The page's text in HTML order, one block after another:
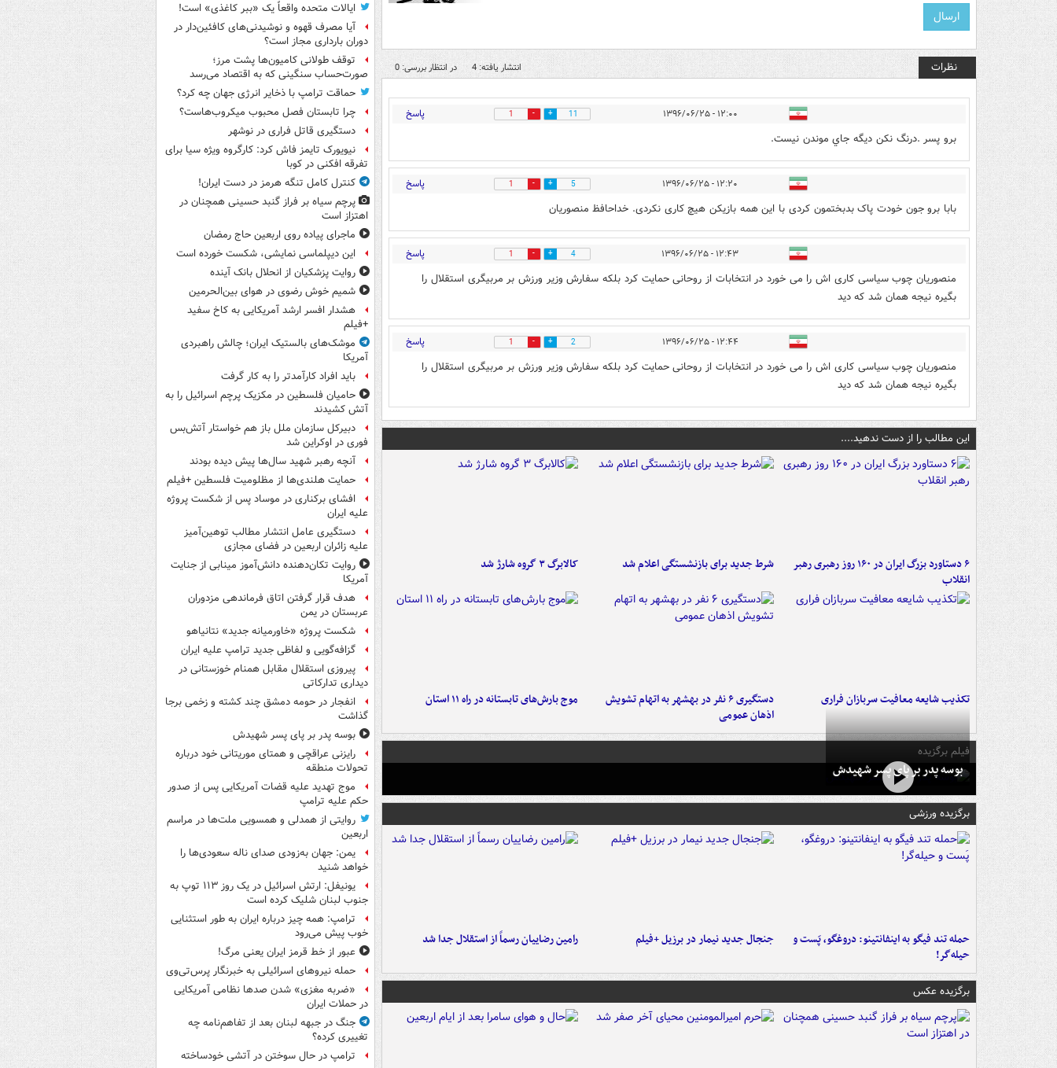
نظرات انتشار یافته: 4 در انتظار بررسی: 0
۱۲:۰۰ - ۱۳۹۶/۰۶/۲۵ 11
1 پاسخ
برو پسر .درنگ نكن ديگه جاي موندن نيست.
۱۲:۲۰ - ۱۳۹۶/۰۶/۲۵ 5
1 پاسخ
بابا برو جون خودت پاک بدبختمون کردی با این همه بازیکن هیچ کاری نکردی. خداحافظ منصوریان
۱۲:۴۳ - ۱۳۹۶/۰۶/۲۵ 4
1 پاسخ
منصوریان چوب سیاسی کاری اش را می خورد در انتخابات از روحانی حمایت کرد بلکه سفارش وزیر ورزش بر مربیگری استقلال را
بگیره نیجه همان شد که دید
۱۲:۴۴ - ۱۳۹۶/۰۶/۲۵ 2
1 پاسخ
منصوریان چوب سیاسی کاری اش را می خورد در انتخابات از روحانی حمایت کرد بلکه سفارش وزیر ورزش بر مربیگری استقلال را
بگیره نیجه همان شد که دید
این مطالب را از دست ندهید....
۶ دستاورد بزرگ ایران در ۱۶۰ روز رهبری رهبر
انقلاب
شرط جدید برای بازنشستگی اعلام شد کالابرگ ۳ گروه شارژ شد
تکذیب شایعه معافیت سربازان فراری
دستگیری ۶ نفر در بهشهر به اتهام تشویش
اذهان عمومی
موج بارش‌های تابستانه در راه ۱۱ استان
فیلم برگزیده
بوسه‌ پدر بر پای پسر شهیدش
برگزیده ورزشی
حمله تند فیگو به اینفانتینو: دروغگو، پَست‌ و
حیله‌گر!
جنجال جدید نیمار در برزیل +فیلم رامین رضاییان رسماً از استقلال جدا شد
برگزیده عکس
ایالات متحده واقعاً یک «ببر کاغذی» است!
آیا مصرف قهوه و نوشیدنی‌های کافئین‌دار در
دوران بارداری مجاز است؟
توقف طولانی کامیون‌ها پشت مرز؛
صورت‌حساب سنگینی که به اقتصاد می‌رسد
حماقت ترامپ با ذخایر انرژی جهان چه کرد؟
چرا تابستان فصل محبوب میکروب‌هاست؟
دستگیری قاتل فراری در نوشهر
نیویورک تایمز فاش کرد: کارگروه ویژه سیا برای
تفرقه افکنی در کوبا
کنترل کامل تنگه هرمز در دست ایران!
پرچم سیاه بر فراز گنبد حسینی همچنان در
اهتزاز است
ماجرای پیاده روی اربعین حاج رمضان
این دیپلماسی نمایشی، شکست خورده است
روایت پزشکیان از انحلال بانک آینده
شمیم خوش رضوی در هوای بین‌الحرمین
هشدار افسر ارشد آمریکایی به کاخ سفید
+فیلم
موشک‌های بالستیک ایران؛ چالش راهبردی
آمریکا
باید افراد کارآمدتر را به کار گرفت
حامیان فلسطین در مکزیک پرچم اسرائیل را به
آتش کشیدند
دبیرکل سازمان ملل باز هم خواستار آتش‌بس
فوری در اوکراین شد
آنچه رهبر شهید سال‌ها پیش دیده بودند
حمایت هلندی‌ها از مظلومیت فلسطین +فیلم
افشای برکناری در موساد پس از شکست پروژه
علیه ایران
دستگیری عامل انتشار مطالب توهین‌آمیز
علیه زائران اربعین در فضای مجازی
روایت تکان‌دهنده دانش‌آموز مینابی از جنایت
آمریکا
هدف قرار گرفتن اتاق‌ فرماندهی مزدوران
عربستان در یمن
شکست پروژه «خاورمیانه جدید» نتانیاهو
گزافه‌گویی و لفاظی جدید ترامپ علیه ایران
پیروزی استقلال مقابل همنام خوزستانی در
دیداری تدارکاتی
انفجار در حومه دمشق چند کشته و زخمی برجا
گذاشت
بوسه‌ پدر بر پای پسر شهیدش
رایزنی عراقچی و همتای موریتانی خود درباره
تحولات منطقه
موج تهدید علیه قضات آمریکایی پس از صدور
حکم علیه ترامپ
روایتی از همدلی و همسویی ملت‌ها در مراسم
اربعین
یمن: جهان به‌زودی صدای ناله سعودی‌ها را
خواهد شنید
یونیفل: ارتش اسرائیل در یک روز ۱۱۳ توپ به
جنوب لبنان شلیک کرده است
ترامپ: همه چیز درباره ایران به طور استثنایی
خوب پیش می‌رود
عبور از خط قرمز ایران یعنی مرگ!
حمله نیروهای اسرائیلی به خبرنگار پرس‌تی‌وی
«ضربه مغزی» شدن صدها نظامی آمریکایی
در حملات ایران
جنگ در جبهه لبنان بعد از تفاهم‌نامه چه
تغییری کرده؟
ترامپ در حال سوختن در آتشی خودساخته